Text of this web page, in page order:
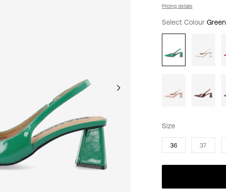
Pricing details
Select Colour
Size
36 37